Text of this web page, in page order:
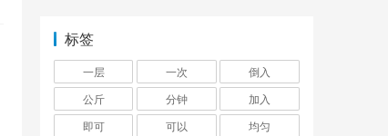
标签
一层 一次
倒入
公斤
分钟
加入
即可
可以
均匀